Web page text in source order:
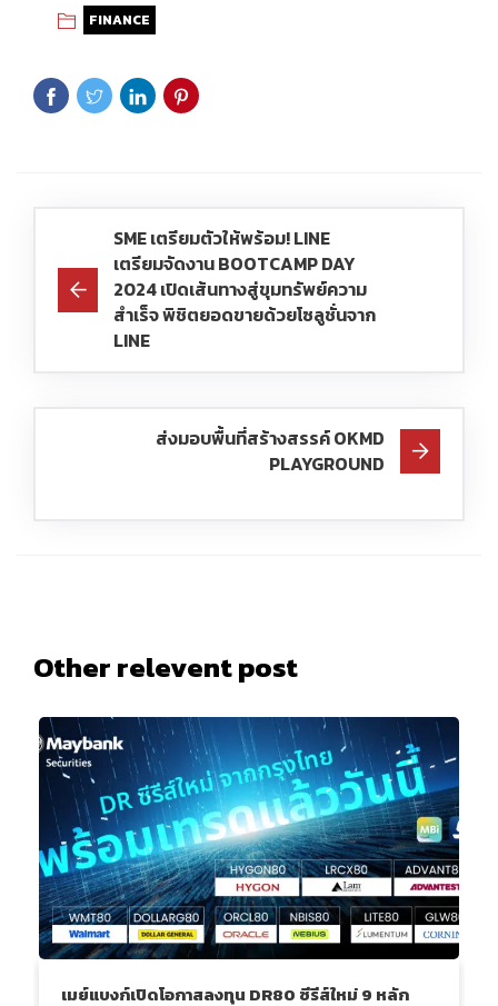
FINANCE
SME เตรียมตัวให้พร้อม! LINE
เตรียมจัดงาน BOOTCAMP DAY
2024 เปิดเส้นทางสู่ขุมทรัพย์ความ
สำเร็จ พิชิตยอดขายด้วยโซลูชั่นจาก
LINE
ส่งมอบพื้นที่สร้างสรรค์ OKMD
PLAYGROUND
Other relevent post
เมย์แบงก์เปิดโอกาสลงทุน DR80 ซีรีส์ใหม่ 9 หลัก